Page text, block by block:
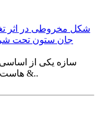
جان ستون تحت
سازه یکی از
هاست که مورد مطالعات و بررسی های بسیاری &..